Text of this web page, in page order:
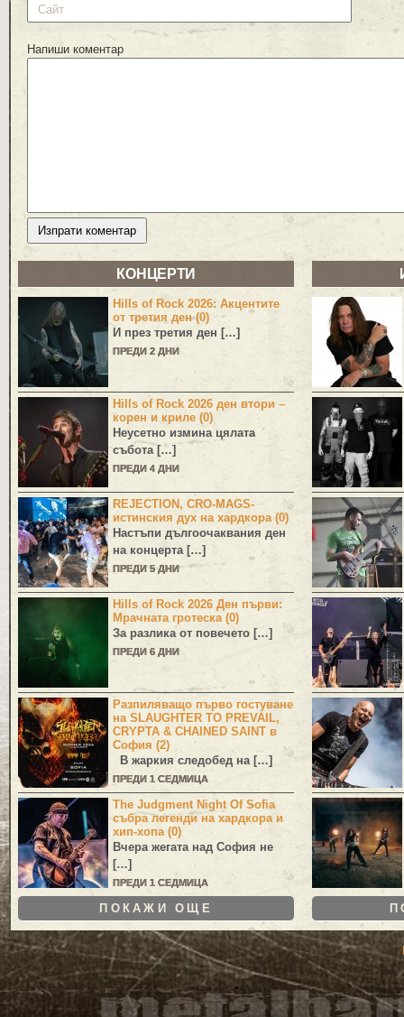
Напиши коментар
КОНЦЕРТИ
Hills of Rock 2026: Акцентите
от третия ден (0)
И през третия ден […]
ПРЕДИ 2 ДНИ
Hills of Rock 2026 ден втори –
корен и криле (0)
Неусетно измина цялата
събота […]
ПРЕДИ 4 ДНИ
REJECTION, CRO-MAGS-
истинския дух на хардкора (0)
Настъпи дългоочаквания ден
на концерта […]
ПРЕДИ 5 ДНИ
Hills of Rock 2026 Ден първи:
Мрачната гротеска (0)
За разлика от повечето […]
ПРЕДИ 6 ДНИ
Разпиляващо първо гостуване
на SLAUGHTER TO PREVAIL,
CRYPTA & CHAINED SAINT в
София (2)
В жаркия следобед на […]
ПРЕДИ 1 СЕДМИЦА
The Judgment Night Of Sofia
събра легенди на хардкора и
хип-хопа (0)
Вчера жегата над София не
[…]
ПРЕДИ 1 СЕДМИЦА
ПОКАЖИ ОЩЕ